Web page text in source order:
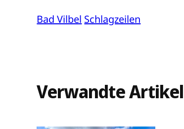
Bad Vilbel Schlagzeilen
Verwandte Artikel